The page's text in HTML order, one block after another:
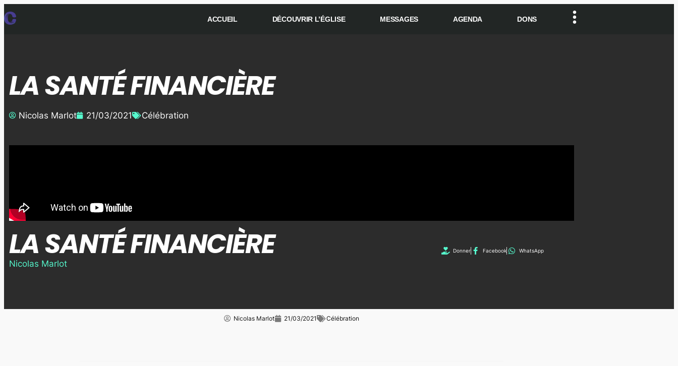
ACCUEIL DÉCOUVRIR L’ÉGLISE MESSAGES AGENDA DONS
LA SANTÉ FINANCIÈRE
Nicolas Marlot 21/03/2021 Célébration
LA SANTÉ FINANCIÈRE
Nicolas Marlot
Donner Facebook WhatsApp
Nicolas Marlot 21/03/2021 Célébration